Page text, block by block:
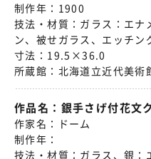
制作年： 1900
技法・材質： ガラス：エナ
ン、被せガラス、エッチン
寸法： 19.5×36.0
所蔵館： 北海道立近代美術
作品名： 銀手さげ付花文
作家名： ドーム
制作年：
技法・材質： ガラス、銀：